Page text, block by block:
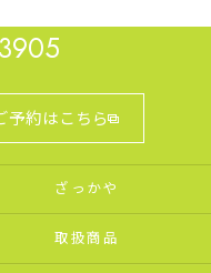
予約はこちら
ざっかや
取扱商品